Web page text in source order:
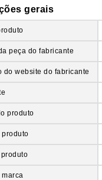
gerais
peça do fabricante
do website do fabricante
produto
produto